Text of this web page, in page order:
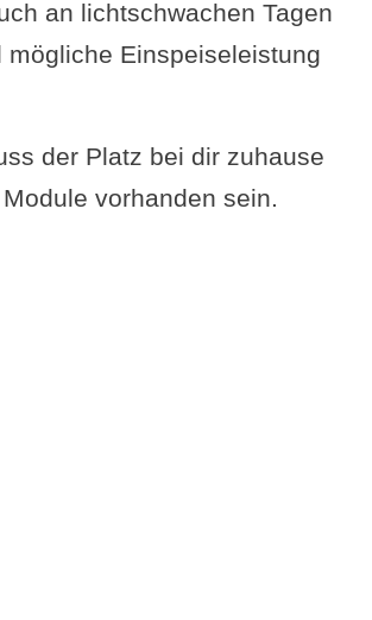
an lichtschwachen Tagen
mögliche Einspeiseleistung
der Platz bei dir zuhause
vorhanden sein.